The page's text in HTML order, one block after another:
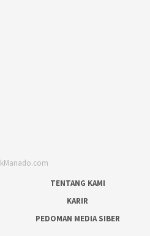
TENTANG KAMI
KARIR
PEDOMAN MEDIA SIBER